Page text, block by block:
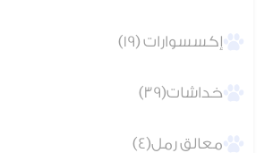
إكسسوارات (19)
خداشات(39)
معالق رمل(4)